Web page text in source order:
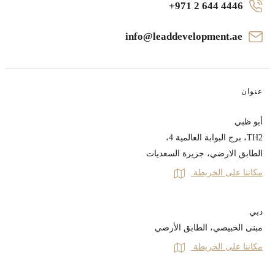
+971 2 644 4446
info@leaddevelopment.ae
عنوان
أبو ظبي
TH2، برج البوابة العالمية 4،
الطابق الارضي، جزيرة السعديات
مكاننا على الخريطة
دبي
مبنى الخبيصي، الطابق الأرضي
مكاننا على الخريطة